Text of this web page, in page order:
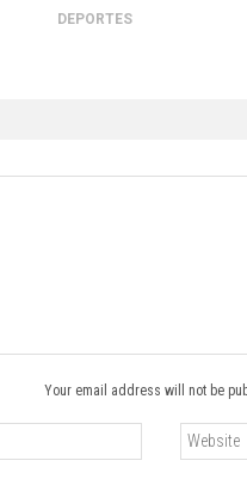
DEPORTES
Your email address will not be